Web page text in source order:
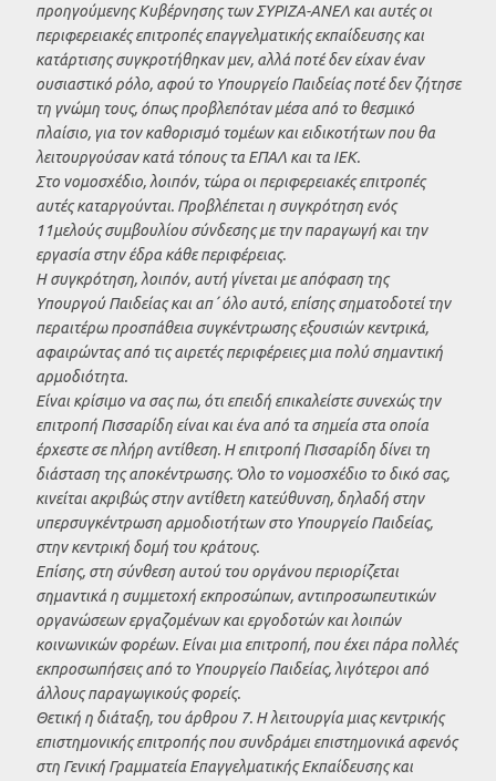
προηγούμενης Κυβέρνησης των ΣΥΡΙΖΑ-ΑΝΕΛ και αυτές οι
περιφερειακές επιτροπές επαγγελματικής εκπαίδευσης και
κατάρτισης συγκροτήθηκαν μεν, αλλά ποτέ δεν είχαν έναν
ουσιαστικό ρόλο, αφού το Υπουργείο Παιδείας ποτέ δεν ζήτησε
τη γνώμη τους, όπως προβλεπόταν μέσα από το θεσμικό
πλαίσιο, για τον καθορισμό τομέων και ειδικοτήτων που θα
λειτουργούσαν κατά τόπους τα ΕΠΑΛ και τα ΙΕΚ.
Στο νομοσχέδιο, λοιπόν, τώρα οι περιφερειακές επιτροπές
αυτές καταργούνται. Προβλέπεται η συγκρότηση ενός
11μελούς συμβουλίου σύνδεσης με την παραγωγή και την
εργασία στην έδρα κάθε περιφέρειας.
Η συγκρότηση, λοιπόν, αυτή γίνεται με απόφαση της
Υπουργού Παιδείας και απ΄ όλο αυτό, επίσης σηματοδοτεί την
περαιτέρω προσπάθεια συγκέντρωσης εξουσιών κεντρικά,
αφαιρώντας από τις αιρετές περιφέρειες μια πολύ σημαντική
αρμοδιότητα.
Είναι κρίσιμο να σας πω, ότι επειδή επικαλείστε συνεχώς την
επιτροπή Πισσαρίδη είναι και ένα από τα σημεία στα οποία
έρχεστε σε πλήρη αντίθεση. Η επιτροπή Πισσαρίδη δίνει τη
διάσταση της αποκέντρωσης. Όλο το νομοσχέδιο το δικό σας,
κινείται ακριβώς στην αντίθετη κατεύθυνση, δηλαδή στην
υπερσυγκέντρωση αρμοδιοτήτων στο Υπουργείο Παιδείας,
στην κεντρική δομή του κράτους.
Επίσης, στη σύνθεση αυτού του οργάνου περιορίζεται
σημαντικά η συμμετοχή εκπροσώπων, αντιπροσωπευτικών
οργανώσεων εργαζομένων και εργοδοτών και λοιπών
κοινωνικών φορέων. Είναι μια επιτροπή, που έχει πάρα πολλές
εκπροσωπήσεις από το Υπουργείο Παιδείας, λιγότεροι από
άλλους παραγωγικούς φορείς.
Θετική η διάταξη, του άρθρου 7. Η λειτουργία μιας κεντρικής
επιστημονικής επιτροπής που συνδράμει επιστημονικά αφενός
στη Γενική Γραμματεία Επαγγελματικής Εκπαίδευσης και